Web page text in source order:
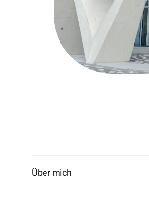
Über mich